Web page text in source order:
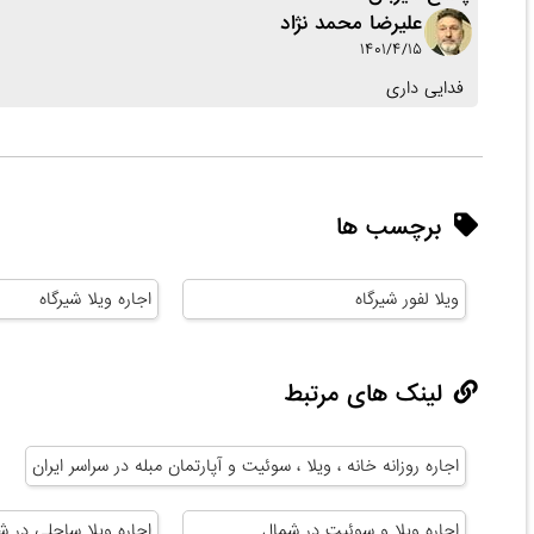
علیرضا محمد نژاد
۱۴۰۱/۴/۱۵
فدایی داری
برچسب ها
ویلا لفور شیرگاه اجاره ویلا شیرگاه
لینک های مرتبط
اجاره روزانه خانه ، ویلا ، سوئیت و آپارتمان مبله در سراسر ایران